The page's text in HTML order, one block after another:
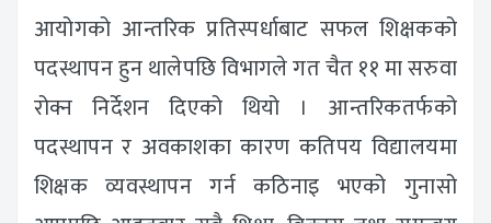
आयोगको आन्तरिक प्रतिस्पर्धाबाट सफल शिक्षकको
पदस्थापन हुन थालेपछि विभागले गत चैत ११ मा सरुवा
रोक्न निर्देशन दिएको थियो । आन्तरिकतर्फको
पदस्थापन र अवकाशका कारण कतिपय विद्यालयमा
शिक्षक व्यवस्थापन गर्न कठिनाइ भएको गुनासो